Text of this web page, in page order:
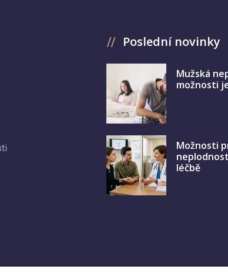
Poslední novinky
Mužská
možnosti
Možnosti
léčbě